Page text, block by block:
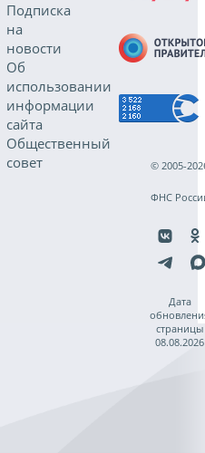
Подписка
на
новости
Об
использовании
информации
сайта
Общественный
совет
© 2005-
ФНС
Дата
страницы
08.08.2026